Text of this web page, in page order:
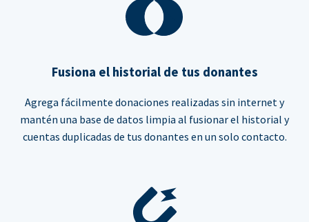
Fusiona el historial de tus donantes
Agrega fácilmente donaciones realizadas sin internet y
mantén una base de datos limpia al fusionar el historial y
cuentas duplicadas de tus donantes en un solo contacto.